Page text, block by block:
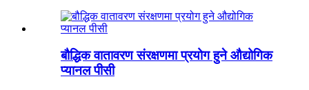
बौद्धिक वातावरण संरक्षणमा प्रयोग हुने औद्योगिक
प्यानल पीसी